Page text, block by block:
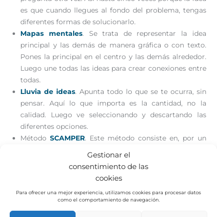
Gestionar el
consentimiento de las
cookies
Para ofrecer una mejor experiencia, utilizamos cookies para procesar datos
como el comportamiento de navegación.
es que cuando llegues al fondo del problema, tengas
diferentes formas de solucionarlo.
Mapas mentales. Se trata de representar la idea
principal y las demás de manera gráfica o con texto.
Pones la principal en el centro y las demás alrededor.
Luego une todas las ideas para crear conexiones entre
todas.
Lluvia de ideas. Apunta todo lo que se te ocurra, sin
pensar. Aquí lo que importa es la cantidad, no la
calidad. Luego ve seleccionando y descartando las
diferentes opciones.
MétodoSCAMPER. Este método consiste en, por un
eliminar o reordenar materiales y conceptos.